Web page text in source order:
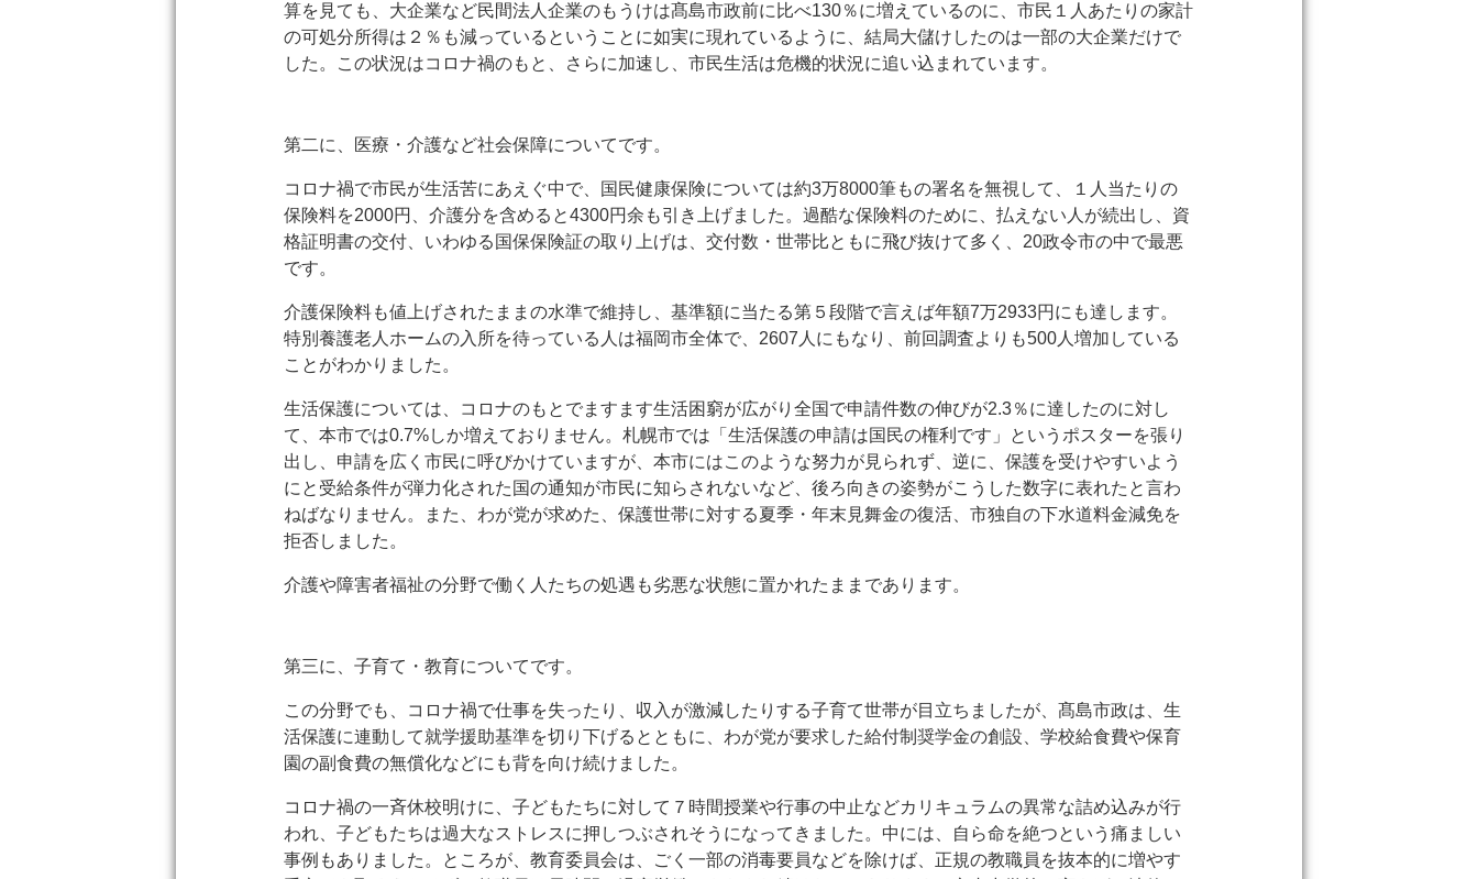
算を見ても、大企業など民間法人企業のもうけは髙島市政前に比べ130％に増えているのに、市民１人あたりの家計
の可処分所得は２％も減っているということに如実に現れているように、結局大儲けしたのは一部の大企業だけで
した。この状況はコロナ禍のもと、さらに加速し、市民生活は危機的状況に追い込まれています。
第二に、医療・介護など社会保障についてです。
コロナ禍で市民が生活苦にあえぐ中で、国民健康保険については約3万8000筆もの署名を無視して、１人当たりの
保険料を2000円、介護分を含めると4300円余も引き上げました。過酷な保険料のために、払えない人が続出し、資
格証明書の交付、いわゆる国保保険証の取り上げは、交付数・世帯比ともに飛び抜けて多く、20政令市の中で最悪
です。
介護保険料も値上げされたままの水準で維持し、基準額に当たる第５段階で言えば年額7万2933円にも達します。
特別養護老人ホームの入所を待っている人は福岡市全体で、2607人にもなり、前回調査よりも500人増加している
ことがわかりました。
生活保護については、コロナのもとでますます生活困窮が広がり全国で申請件数の伸びが2.3％に達したのに対し
て、本市では0.7%しか増えておりません。札幌市では「生活保護の申請は国民の権利です」というポスターを張り
出し、申請を広く市民に呼びかけていますが、本市にはこのような努力が見られず、逆に、保護を受けやすいよう
にと受給条件が弾力化された国の通知が市民に知らされないなど、後ろ向きの姿勢がこうした数字に表れたと言わ
ねばなりません。また、わが党が求めた、保護世帯に対する夏季・年末見舞金の復活、市独自の下水道料金減免を
拒否しました。
介護や障害者福祉の分野で働く人たちの処遇も劣悪な状態に置かれたままであります。
第三に、子育て・教育についてです。
この分野でも、コロナ禍で仕事を失ったり、収入が激減したりする子育て世帯が目立ちましたが、髙島市政は、生
活保護に連動して就学援助基準を切り下げるとともに、わが党が要求した給付制奨学金の創設、学校給食費や保育
園の副食費の無償化などにも背を向け続けました。
コロナ禍の一斉休校明けに、子どもたちに対して７時間授業や行事の中止などカリキュラムの異常な詰め込みが行
われ、子どもたちは過大なストレスに押しつぶされそうになってきました。中には、自ら命を絶つという痛ましい
事例もありました。ところが、教育委員会は、ごく一部の消毒要員などを除けば、正規の教職員を抜本的に増やす